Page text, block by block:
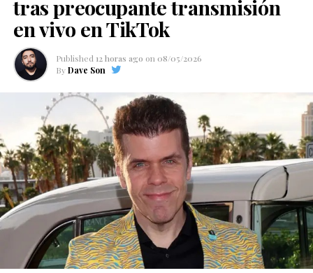
tras preocupante transmisión
en vivo en TikTok
Published 12 horas ago on 08/05/2026
By Dave Son